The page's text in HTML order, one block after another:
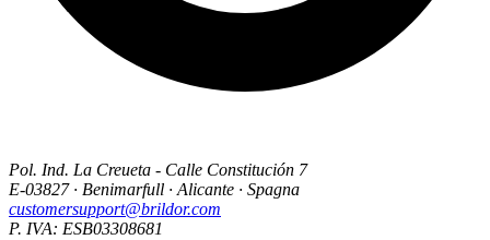
Pol. Ind. La Creueta - Calle Constitución 7
E-03827 · Benimarfull · Alicante · Spagna
customersupport@brildor.com
P. IVA: ESB03308681